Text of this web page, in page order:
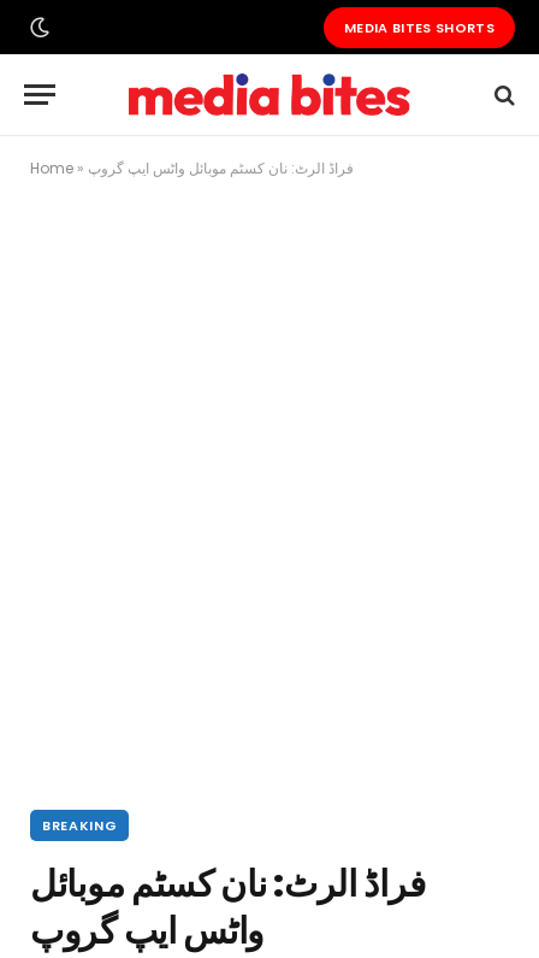
MEDIA BITES SHORTS
Home » فراڈ الرٹ: نان کسٹم موبائل واٹس ایپ گروپ
BREAKING
فراڈ الرٹ: نان کسٹم موبائل
واٹس ایپ گروپ